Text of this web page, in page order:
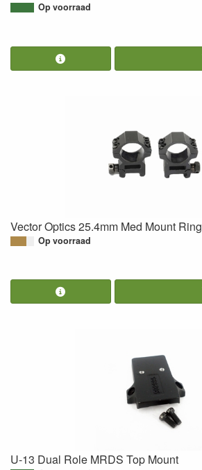
Op voorraad
Vector Optics 25.4mm Med Mount Ring
Op voorraad
U-13 Dual Role MRDS Top Mount